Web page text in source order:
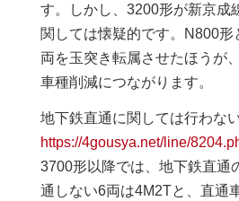
す。しかし、3200形が新京成
関しては懐疑的です。N800
両を玉突き転属させたほうが
車種削減につながります。
地下鉄直通に関しては行わな
https://4gousya.net/line/
3700形以降では、地下鉄直通
通しない6両は4M2Tと、直通